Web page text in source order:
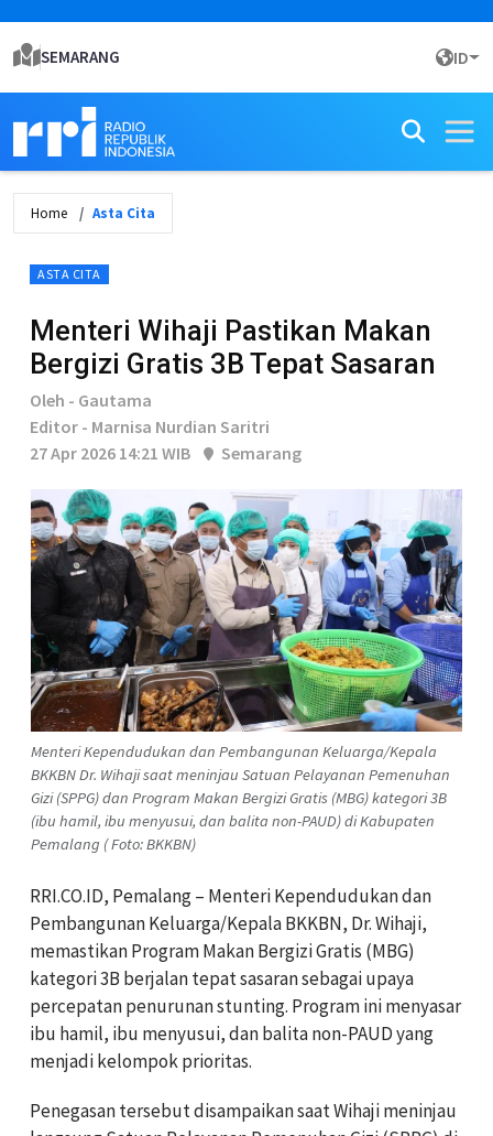
SEMARANG ID
Home Asta Cita
ASTA CITA
Menteri Wihaji Pastikan Makan
Bergizi Gratis 3B Tepat Sasaran
Oleh - Gautama
Editor - Marnisa Nurdian Saritri
27 Apr 2026 14:21 WIB
Semarang
Menteri Kependudukan dan Pembangunan Keluarga/Kepala
BKKBN Dr. Wihaji saat meninjau Satuan Pelayanan Pemenuhan
Gizi (SPPG) dan Program Makan Bergizi Gratis (MBG) kategori 3B
(ibu hamil, ibu menyusui, dan balita non-PAUD) di Kabupaten
Pemalang ( Foto: BKKBN)
RRI.CO.ID, Pemalang – Menteri Kependudukan dan
Pembangunan Keluarga/Kepala BKKBN, Dr. Wihaji,
memastikan Program Makan Bergizi Gratis (MBG)
kategori 3B berjalan tepat sasaran sebagai upaya
percepatan penurunan stunting. Program ini menyasar
ibu hamil, ibu menyusui, dan balita non-PAUD yang
menjadi kelompok prioritas.
Penegasan tersebut disampaikan saat Wihaji meninjau